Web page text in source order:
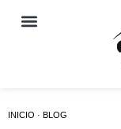
INICIO · BLOG